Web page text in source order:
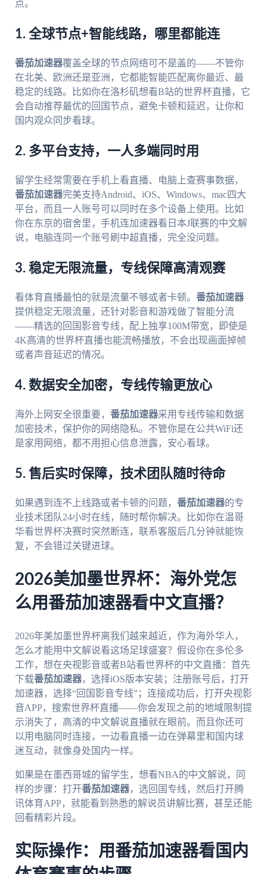
点。
1. 全球节点+智能线路，哪里都能连
番茄加速器覆盖全球的节点网络可不是盖的——不管你
在北美、欧洲还是亚洲，它都能智能匹配离你最近、最
稳定的线路。比如你在洛杉矶想看B站的世界杯直播，它
会自动推荐最优的回国节点，避免卡顿和延迟，让你和
国内观众同步看球。
2. 多平台支持，一人多端同时用
留学生经常需要在手机上看直播、电脑上查赛事数据，
番茄加速器完美支持Android、iOS、Windows、mac四大
平台，而且一人账号可以同时在多个设备上使用。比如
你在东京的宿舍里，手机连加速器看日本J联赛的中文解
说，电脑连同一个账号刷中超直播，完全没问题。
3. 稳定无限流量，专线保障高清观赛
看体育直播最怕的就是流量不够或者卡顿。 番茄加速器
提供稳定无限流量，还针对影音和游戏做了智能分流
——精选的回国影音专线，配上独享100M带宽，即使是
4K高清的世界杯直播也能流畅播放，不会出现画面掉帧
或者声音延迟的情况。
4. 数据安全加密，专线传输更放心
海外上网安全很重要， 番茄加速器采用专线传输和数据
加密技术，保护你的网络隐私。不管你是在公共WiFi还
是家用网络，都不用担心信息泄露，安心看球。
5. 售后实时保障，技术团队随时待命
如果遇到连不上线路或者卡顿的问题， 番茄加速器的专
业技术团队24小时在线，随时帮你解决。比如你在温哥
华看世界杯决赛时突然断连，联系客服后几分钟就能恢
复，不会错过关键进球。
2026美加墨世界杯：海外党怎
么用番茄加速器看中文直播？
2026年美加墨世界杯离我们越来越近，作为海外华人，
怎么才能用中文解说看这场足球盛宴？假设你在多伦多
工作，想在央视影音或者B站看世界杯的中文直播：首先
下载番茄加速器，选择iOS版本安装；注册账号后，打开
加速器，选择“回国影音专线”；连接成功后，打开央视影
音APP，搜索世界杯直播——你会发现之前的地域限制提
示消失了，高清的中文解说直播就在眼前。而且你还可
以用电脑同时连接，一边看直播一边在弹幕里和国内球
迷互动，就像身处国内一样。
如果是在墨西哥城的留学生，想看NBA的中文解说，同
样的步骤：打开番茄加速器，选回国专线，然后打开腾
讯体育APP，就能看到熟悉的解说员讲解比赛，甚至还能
回看精彩片段。
实际操作：用番茄加速器看国内